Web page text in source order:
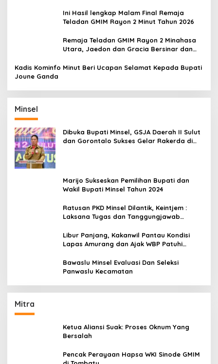
Ini Hasil lengkap Malam Final Remaja
Teladan GMIM Rayon 2 Minut Tahun 2026
Remaja Teladan GMIM Rayon 2 Minahasa
Utara, Jaedon dan Gracia Bersinar dan
Kadis Kominfo Minut Beri Ucapan Selamat Kepada Bupati
Joune Ganda
Minsel
Dibuka Bupati Minsel, GSJA Daerah II Sulut
dan Gorontalo Sukses Gelar Rakerda di
Marijo Sukseskan Pemilihan Bupati dan
Wakil Bupati Minsel Tahun 2024
Ratusan PKD Minsel Dilantik, Keintjem :
Laksana Tugas dan Tanggungjawab
Libur Panjang, Kakanwil Pantau Kondisi
Lapas Amurang dan Ajak WBP Patuhi
Bawaslu Minsel Evaluasi Dan Seleksi
Panwaslu Kecamatan
Mitra
Ketua Aliansi Suak: Proses Oknum Yang
Bersalah
Pencak Perayaan Hapsa WKI Sinode GMIM